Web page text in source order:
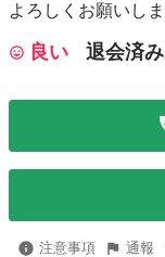
よろしくお願いし
良い 退会済
注意事項 通報